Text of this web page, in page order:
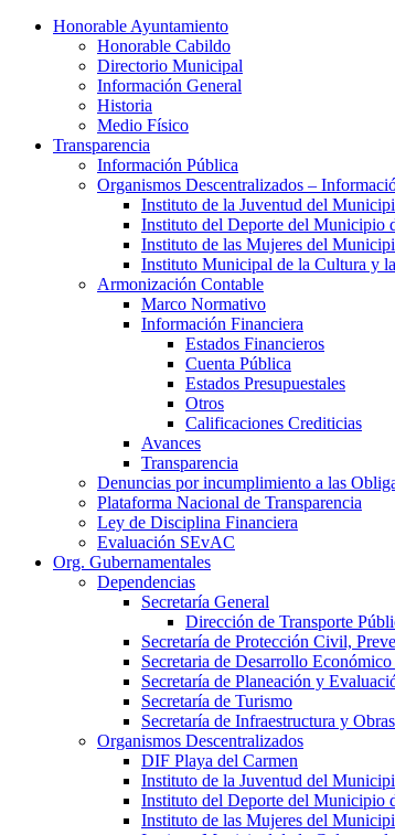
Honorable Ayuntamiento
Honorable Cabildo
Directorio Municipal
Información General
Historia
Medio Físico
Transparencia
Información Pública
Organismos Descentralizados –
Instituto de la Juventud del
Instituto del Deporte del Municipio
Instituto de las Mujeres del
Instituto Municipal de la Cultura y
Armonización Contable
Marco Normativo
Información Financiera
Estados Financieros
Cuenta Pública
Estados Presupuestales
Otros
Calificaciones Crediticias
Avances
Transparencia
Denuncias por incumplimiento a las
Plataforma Nacional de Transparencia
Ley de Disciplina Financiera
Evaluación SEvAC
Org. Gubernamentales
Dependencias
Secretaría General
Dirección de Transporte
Secretaría de Protección Civil,
Secretaria de Desarrollo
Secretaría de Planeación y
Secretaría de Turismo
Secretaría de Infraestructura y
Organismos Descentralizados
DIF Playa del Carmen
Instituto de la Juventud del
Instituto del Deporte del Municipio
Instituto de las Mujeres del